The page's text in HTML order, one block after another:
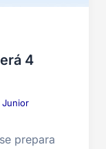
4
Junior
prepara